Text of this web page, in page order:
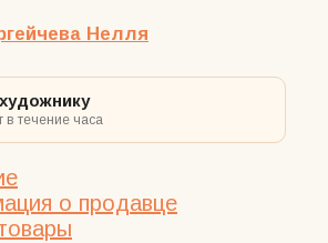
Нелля
в течение часа
о продавце